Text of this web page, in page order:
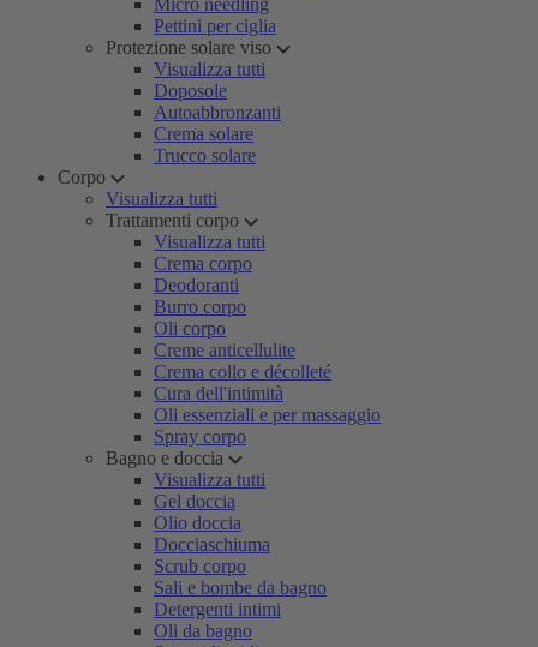
Micro needling
Pettini per ciglia
Protezione solare viso
Visualizza tutti
Doposole
Autoabbronzanti
Crema solare
Trucco solare
Corpo
Visualizza tutti
Trattamenti corpo
Visualizza tutti
Crema corpo
Deodoranti
Burro corpo
Oli corpo
Creme anticellulite
Crema collo e décolleté
Cura dell'intimità
Oli essenziali e per massaggio
Spray corpo
Bagno e doccia
Visualizza tutti
Gel doccia
Olio doccia
Docciaschiuma
Scrub corpo
Sali e bombe da bagno
Detergenti intimi
Oli da bagno